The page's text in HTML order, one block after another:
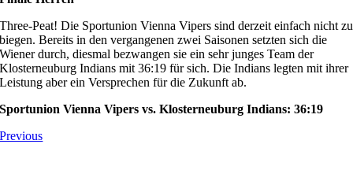
Three-Peat! Die Sportunion Vienna Vipers sind derzeit einfach nicht zu
biegen. Bereits in den vergangenen zwei Saisonen setzten sich die
Wiener durch, diesmal bezwangen sie ein sehr junges Team der
Klosterneuburg Indians mit 36:19 für sich. Die Indians legten mit ihrer
Leistung aber ein Versprechen für die Zukunft ab.
Sportunion Vienna Vipers vs. Klosterneuburg Indians: 36:19
Previous